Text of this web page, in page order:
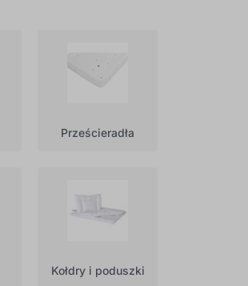
Prześcieradła
Kołdry i poduszki